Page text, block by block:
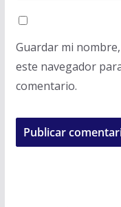
Guardar mi
este navegador
comentario.